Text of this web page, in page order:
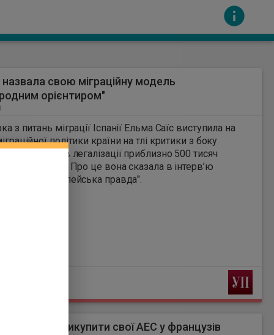
за вміст інших сайтів. Всі авторскі права
назвала свою міграційну модель
орієнтиром"
з питань міграції Іспанії Ельма Саїс виступила на
політики країни на тлі критики з боку
ЄС щодо планів легалізації приблизно 500 тисяч
мігрантів. Про це вона сказала в інтерв’ю
, пише "Європейська правда".
готується викупити свої АЕС у французів